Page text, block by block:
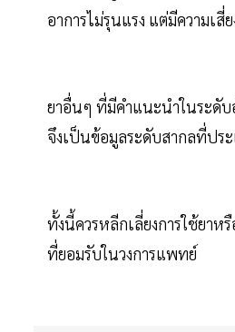
อาการไม่รุนแรง แต่มีความเ
ยาอื่นๆ ที่มีคำแนะนำในระดับ
จึงเป็นข้อมูลระดับสากลที่ปร
ทั้งนี้ควรหลีกเลี่ยงการใช้ยา
ที่ยอมรับในวงการแพทย์